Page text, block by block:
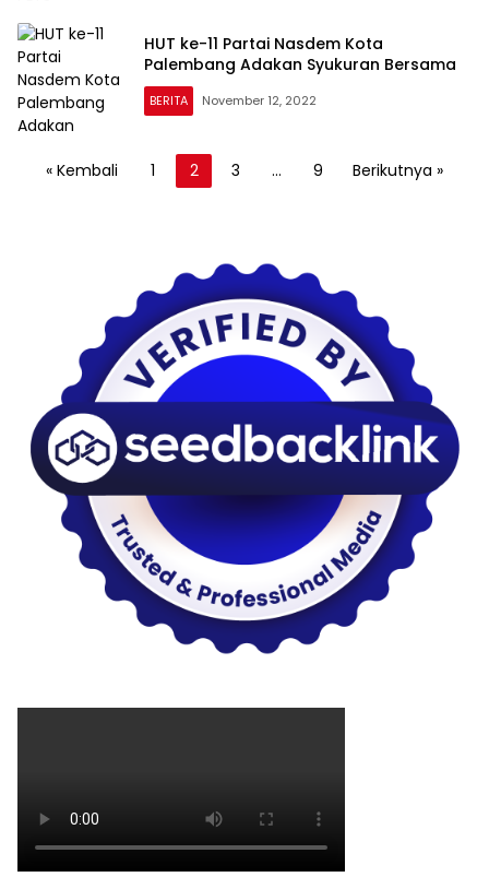
HUT ke-11 Partai Nasdem Kota
Palembang Adakan Syukuran Bersama
BERITA November 12, 2022
Paginasi
« Kembali 1 2 3 … 9 Berikutnya »